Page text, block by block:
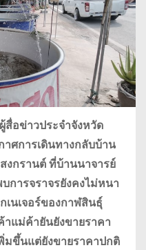
สื่อข่าวประจำจังหวัด
ศการเดินทางกลับบ้าน
งกรานต์ ที่บ้านนาจารย์
การจราจรยังคงไม่หนา
นเจอร์ของกาฬสินธุ์
าแม่ค้ายันยังขายราคา
มขึ้นแต่ยังขายราคาปกติ